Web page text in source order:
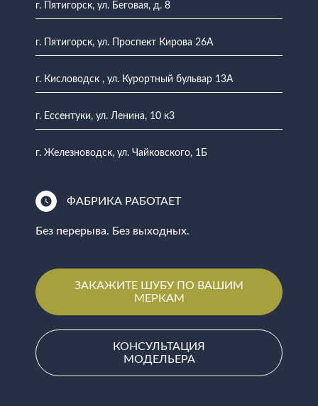
г. Пятигорск, ул. Беговая, д. 8
г. Пятигорск, ул. Проспект Кирова 26А
г. Кисловодск , ул. Курортный бульвар 13А
г. Ессентуки, ул. Ленина, 10 к3
г. Железноводск, ул. Чайковского, 1Б
ФАБРИКА РАБОТАЕТ
Без перерыва. Без выходных.
ЗАКАЖИТЕ ШУБУ ПО ВАШИМ
МЕРКАМ
КОНСУЛЬТАЦИЯ
МОДЕЛЬЕРА